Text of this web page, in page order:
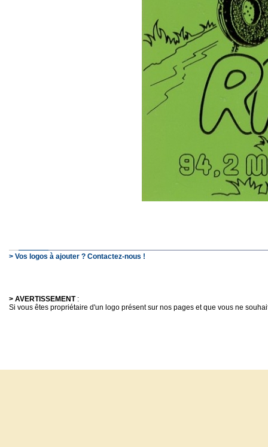
> Vos logos à ajouter ? Contactez-nous !
> AVERTISSEMENT:
Si vous êtes propriétaire d'un logo présent sur nos pages et que vous ne